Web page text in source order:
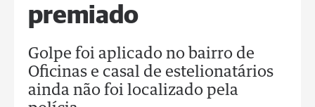
premiado
Golpe foi aplicado no bairro de
Oficinas e casal de estelionatários
ainda não foi localizado pela